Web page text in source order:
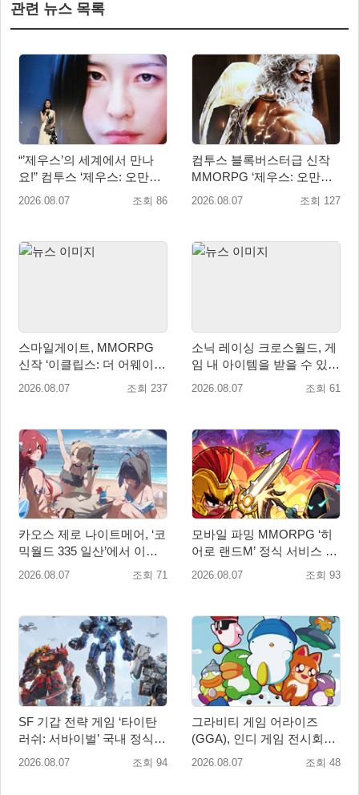
관련 뉴스 목록
“’제우스’의 세계에서 만나
요!” 컴투스 ‘제우스: 오만의
신’ 쇼케이스 찾은 배우 박지
2026.08.07 조회 86
컴투스 블록버스터급 신작
MMORPG ‘제우스: 오만의
신’, 8월 26일 출시!
2026.08.07 조회 127
스마일게이트, MMORPG
신작 ‘이클립스: 더 어웨이크
닝’ 9월 10일 론칭!
2026.08.07 조회 237
소닉 레이싱 크로스월드, 게
임 내 아이템을 받을 수 있는
‘레전드 대회 라운드 7’ 개최!
2026.08.07 조회 61
카오스 제로 나이트메어, ‘코
믹월드 335 일산’에서 이용
자 소통 예고
2026.08.07 조회 71
모바일 파밍 MMORPG ‘히
어로 랜드M’ 정식 서비스 돌
입
2026.08.07 조회 93
SF 기갑 전략 게임 ‘타이탄
러쉬: 서바이벌’ 국내 정식
출시
2026.08.07 조회 94
그라비티 게임 어라이즈
(GGA), 인디 게임 전시회
‘도쿄 게임 던전 13’ 참가!
2026.08.07 조회 48